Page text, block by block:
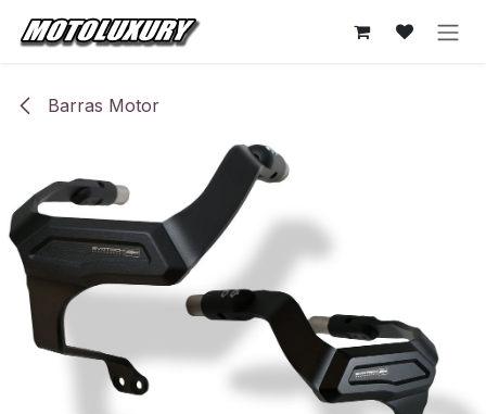
Ir al contenido
Barras Motor